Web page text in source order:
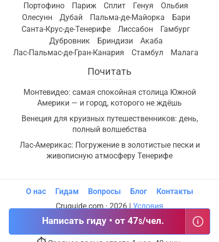
Написать гиду • от 47$/чел. i
Портофино Париж Сплит Генуя
Ольбия
Олесунн
Дубай Пальма-де-Майорка
Бари
Санта-Крус-де-Тенерифе
Лиссабон
Гамбург
Дубровник
Бриндизи
Акаба
Лас-Пальмас-де-Гран-Канария
Стамбул Малага
Почитать
Монтевидео: самая спокойная столица Южной
Америки — и город, которого не ждёшь
Венеция для круизных путешественников: день,
полный волшебства
Лас-Америкас: Погружение в золотистые пески и
живописную атмосферу Тенерифе
Cruguide.com · 2026 |Условия
О нас Гидам Вопросы Блог Контакты